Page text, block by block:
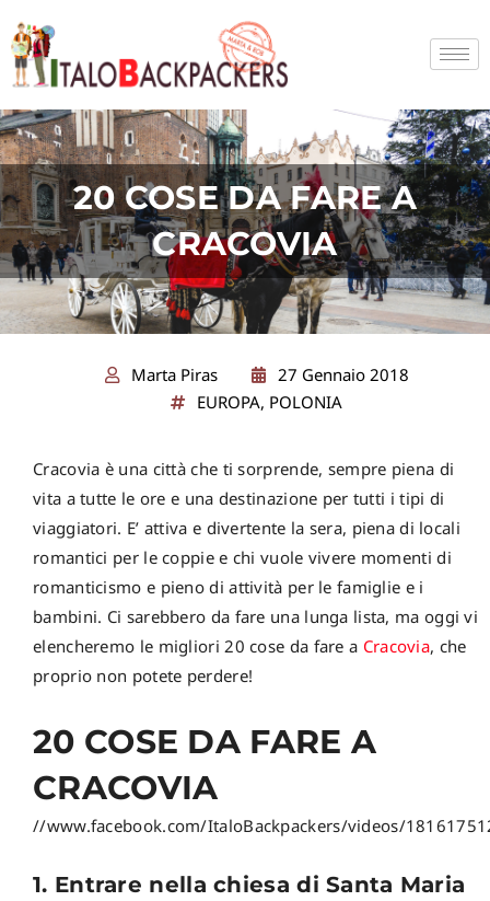
al
contenuto
20 COSE DA FARE A
CRACOVIA
Marta Piras
27 Gennaio 2018
EUROPA, POLONIA
Cracovia è una città che ti sorprende, sempre piena di
vita a tutte le ore e una destinazione per tutti i tipi di
viaggiatori. E’ attiva e divertente la sera, piena di locali
romantici per le coppie e chi vuole vivere momenti di
romanticismo e pieno di attività per le famiglie e i
bambini. Ci sarebbero da fare una lunga lista, ma oggi vi
elencheremo le migliori 20 cose da fare a Cracovia, che
proprio non potete perdere!
20 COSE DA FARE A
CRACOVIA
//www.facebook.com/ItaloBackpackers/videos/
1. Entrare nella chiesa di Santa Maria